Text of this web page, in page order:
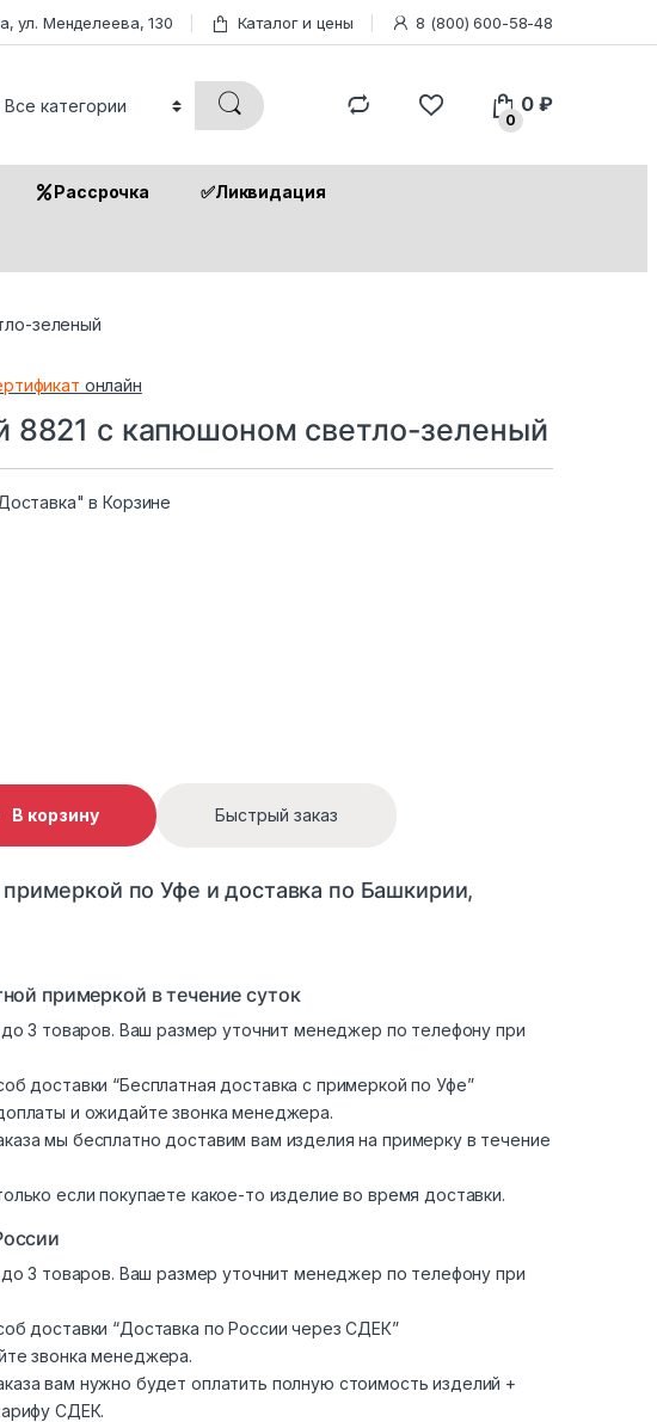
ул. Менделеева, 130 Каталог и цены 8 (800) 600-58-48
0
0₽
Рассрочка ✅Ликвидация
зеленый
онлайн
8821 с капюшоном светло-зеленый
в Корзине
светло-зеленый quantity
В корзину Быстрый заказ
примеркой по Уфе и доставка по Башкирии,
примеркой в течение суток
3 товаров. Ваш размер уточнит менеджер по телефону при
доставки “Бесплатная доставка с примеркой по Уфе”
и ожидайте звонка менеджера.
мы бесплатно доставим вам изделия на примерку в течение
если покупаете какое-то изделие во время доставки.
3 товаров. Ваш размер уточнит менеджер по телефону при
доставки “Доставка по России через СДЕК”
звонка менеджера.
вам нужно будет оплатить полную стоимость изделий +
СДЕК.